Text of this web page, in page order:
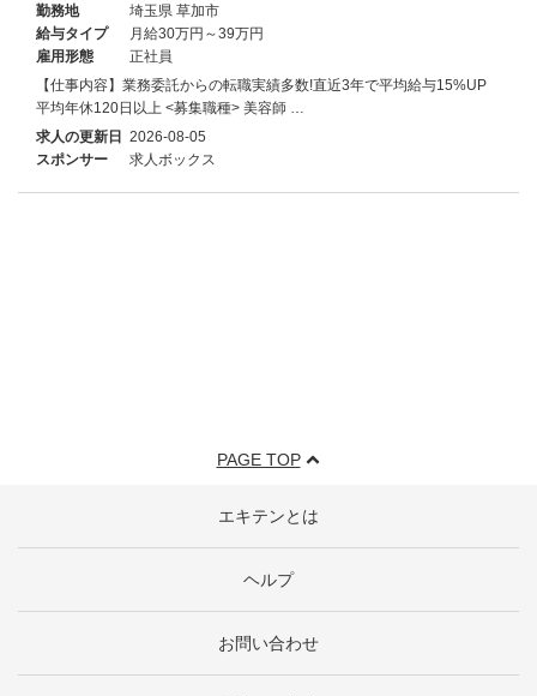
勤務地
埼玉県 草加市
給与タイプ
月給30万円～39万円
雇用形態
正社員
【仕事内容】業務委託からの転職実績多数!直近3年で平均給与15%UP
平均年休120日以上 <募集職種> 美容師 …
求人の更新日 2026-08-05
スポンサー
求人ボックス
PAGE TOP
エキテンとは
ヘルプ
お問い合わせ